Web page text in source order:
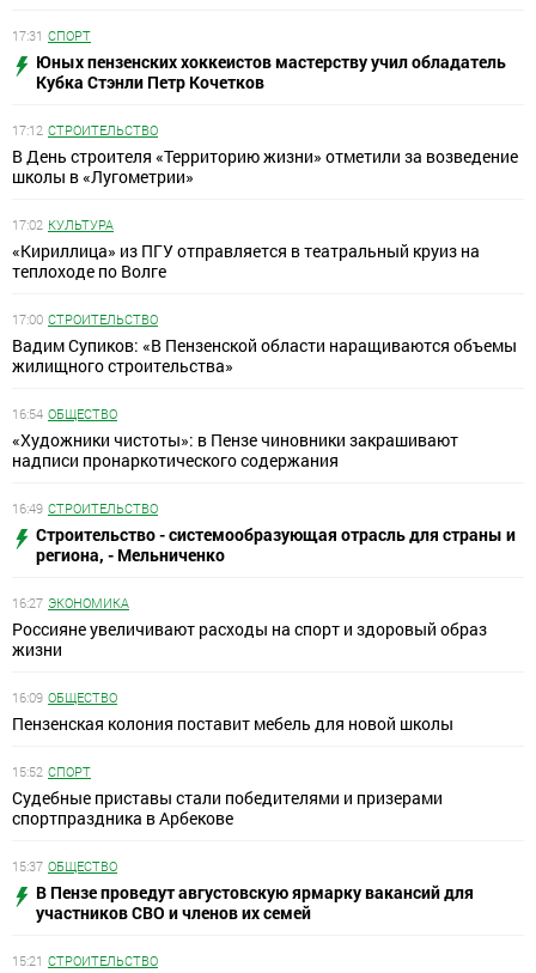
17:31 СПОРТ
Юных пензенских хоккеистов мастерству учил обладатель
Кубка Стэнли Петр Кочетков
17:12 СТРОИТЕЛЬСТВО
В День строителя «Территорию жизни» отметили за возведение
школы в «Лугометрии»
17:02 КУЛЬТУРА
«Кириллица» из ПГУ отправляется в театральный круиз на
теплоходе по Волге
17:00 СТРОИТЕЛЬСТВО
Вадим Супиков: «В Пензенской области наращиваются объемы
жилищного строительства»
16:54 ОБЩЕСТВО
«Художники чистоты»: в Пензе чиновники закрашивают
надписи пронаркотического содержания
16:49 СТРОИТЕЛЬСТВО
Строительство - системообразующая отрасль для страны и
региона, - Мельниченко
16:27 ЭКОНОМИКА
Россияне увеличивают расходы на спорт и здоровый образ
жизни
16:09 ОБЩЕСТВО
Пензенская колония поставит мебель для новой школы
15:52 СПОРТ
Судебные приставы стали победителями и призерами
спортпраздника в Арбекове
15:37 ОБЩЕСТВО
В Пензе проведут августовскую ярмарку вакансий для
участников СВО и членов их семей
15:21 СТРОИТЕЛЬСТВО